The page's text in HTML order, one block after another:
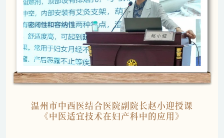
温州市中西医结合医院副院长赵小迎授课
《中医适宜技术在妇产科中的应用》